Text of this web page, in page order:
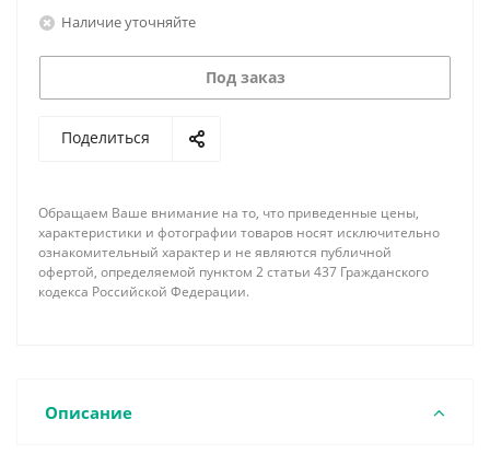
Наличие уточняйте
Под заказ
Поделиться
Обращаем Ваше внимание на то, что приведенные цены,
характеристики и фотографии товаров носят исключительно
ознакомительный характер и не являются публичной
офертой, определяемой пунктом 2 статьи 437 Гражданского
кодекса Российской Федерации.
Описание